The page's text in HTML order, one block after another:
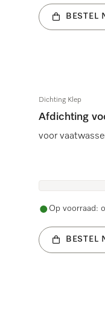
BESTEL
Dichting Klep
Afdichting
voor
Op voorraad:
BESTEL